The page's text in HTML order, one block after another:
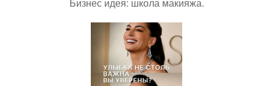
Бизнес идея: школа макияжа.